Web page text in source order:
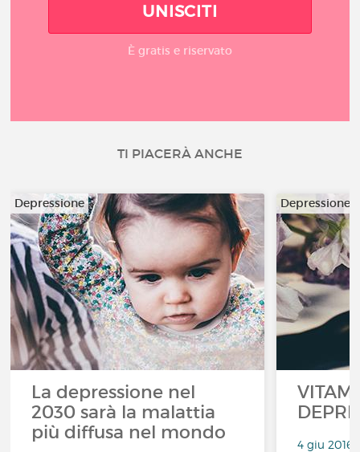
UNISCITI
È gratis e riservato
TI PIACERÀ ANCHE
Depressione
La depressione nel
2030 sarà la malattia
più diffusa nel mondo
Depressione
4 giu 2016